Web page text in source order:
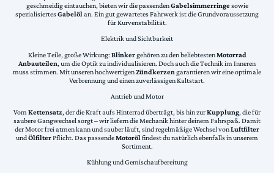
geschmeidig eintauchen, bieten wir die passendenGabelsimmerringesowie
spezialisiertesGabelölan. Ein gut gewartetes Fahrwerk ist die Grundvoraussetzung
für Kurvenstabilität.
Elektrik und Sichtbarkeit
Kleine Teile, große Wirkung: Blinkergehören zu den beliebtestenMotorrad
Anbauteilen, um die Optik zu individualisieren. Doch auch die Technik im Inneren
muss stimmen. Mit unseren hochwertigenZündkerzen garantieren wir eine optimale
Verbrennung und einen zuverlässigen Kaltstart.
Antrieb und Motor
VomKettensatz, der die Kraft aufs Hinterrad überträgt, bis hin zurKupplung, die für
saubere Gangwechsel sorgt – wir liefern die Mechanik hinter deinem Fahrspaß. Damit
der Motor frei atmen kann und sauber läuft, sind regelmäßige Wechsel vonLuftfilter
undÖlfilterPflicht. Das passendeMotorölfindest du natürlich ebenfalls in unserem
Sortiment.
Kühlung und Gemischaufbereitung